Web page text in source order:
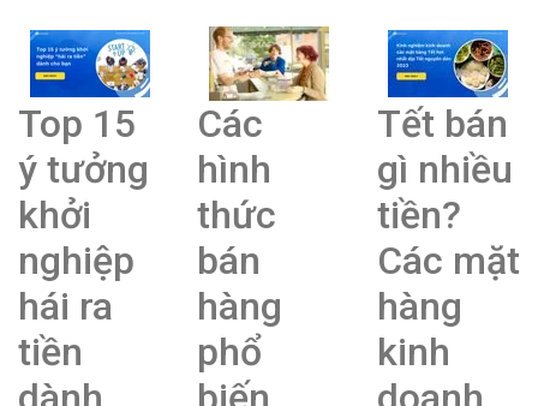
Top 15
ý tưởng
khởi
nghiệp
hái ra
tiền
Các
hình
thức
bán
hàng
phổ
Tết bán
gì nhiều
tiền?
Các mặt
hàng
kinh